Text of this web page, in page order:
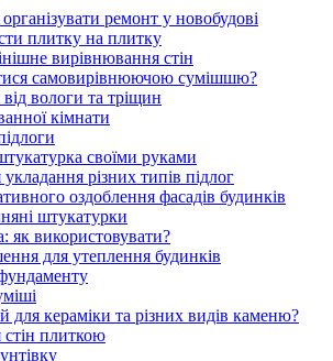
ремонт у новобудові
плитку на плитку
вирівнювання стін
самовирівнюючою сумішшю?
вологи та тріщин
кімнати
своїми руками
різних типів підлог
оздоблення фасадів будинків
штукатурки
як використовувати?
для утеплення будинків
фундаменту
для кераміки та різних видів каменю?
плиткою